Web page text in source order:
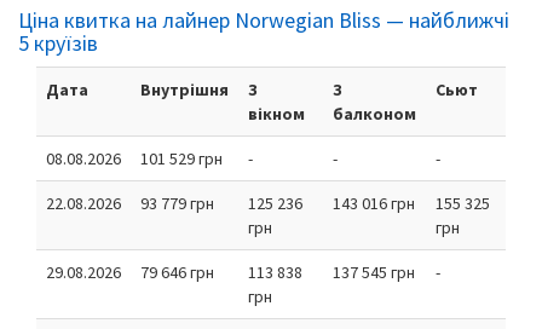
Ціна квитка на лайнер Norwegian Bliss — найближчі
5 круїзів
Дата Внутрішня
З
вікном
З
балконом
Сьют
08.08.2026 101 529 грн - - -
22.08.2026 93 779 грн
125 236
грн
143 016 грн
155 325
грн
29.08.2026 79 646 грн
113 838
грн
137 545 грн -